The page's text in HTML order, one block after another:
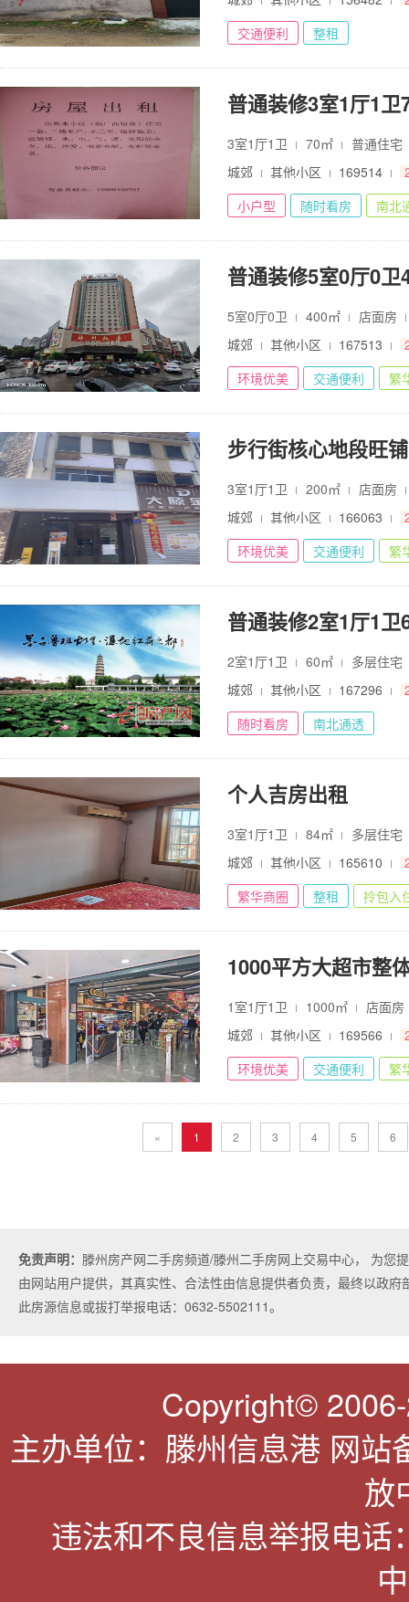
交通便利
整租
普通装修3室1厅1卫
3室1厅1卫 70㎡
普通住宅
城郊
其他小区 169514
小户型
随时看房 南北
普通装修5室0厅0卫
5室0厅0卫 400㎡
店面房
城郊
其他小区 167513
环境优美
交通便利 繁
步行街核心地段旺
3室1厅1卫 200㎡
店面房
城郊
其他小区 166063
环境优美
交通便利 繁
普通装修2室1厅1卫
2室1厅1卫 60㎡
多层住宅
城郊
其他小区 167296
随时看房
南北通透
个人吉房出租
3室1厅1卫 84㎡
多层住宅
城郊
其他小区 165610
繁华商圈
整租 拎包入
1000平方大超市整
1室1厅1卫 1000㎡
店面房
城郊
其他小区 169566
环境优美
交通便利 繁
« 1 2 3 4 5 6
免责声明： 滕州房产网二手房频道/滕州二手房网上交易中心， 为您
由网站用户提供，其真实性、合法性由信息提供者负责，最终以政
此房源信息或拔打举报电话：0632-5502111。
Copyright©
主办单位：滕州信息港 网站
放
违法和不良信息举报电